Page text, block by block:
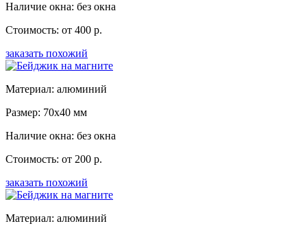
Наличие окна: без окна
Стоимость: от 400 р.
заказать похожий
Материал: алюминий
Размер: 70x40 мм
Наличие окна: без окна
Стоимость: от 200 р.
заказать похожий
Материал: алюминий